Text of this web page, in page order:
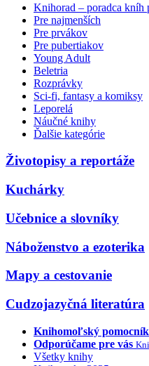
Knihorad – poradca kníh
Pre najmenších
Pre prvákov
Pre pubertiakov
Young Adult
Beletria
Rozprávky
Sci-fi, fantasy a komiksy
Leporelá
Náučné knihy
Ďalšie kategórie
Životopisy a reportáže
Kuchárky
Učebnice a slovníky
Náboženstvo a ezoterika
Mapy a cestovanie
Cudzojazyčná literatúra
Knihomoľský pomocník
Odporúčame pre vás
Všetky knihy